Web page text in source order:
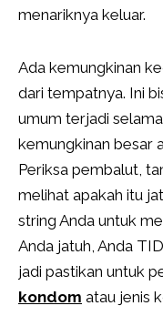
menariknya keluar.
Ada kemungkinan
dari tempatnya. Ini
umum terjadi
kemungkinan besar
Periksa pembalut,
melihat apakah itu
string Anda untuk
Anda jatuh, Anda
jadi pastikan untuk
kondom atau jenis